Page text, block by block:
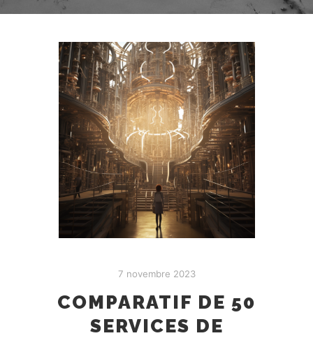
7 novembre 2023
COMPARATIF DE 50
SERVICES DE